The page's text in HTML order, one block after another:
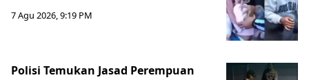
7 Agu 2026, 9:19 PM
Polisi Temukan Jasad Perempuan